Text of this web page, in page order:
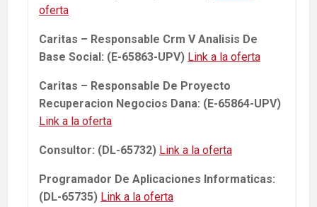
oferta
Caritas – Responsable Crm V Analisis De
Base Social: (E-65863-UPV) Link a la oferta
Caritas – Responsable De Proyecto
Recuperacion Negocios Dana: (E-65864-UPV)
Link a la oferta
Consultor: (DL-65732) Link a la oferta
Programador De Aplicaciones Informaticas:
(DL-65735) Link a la oferta